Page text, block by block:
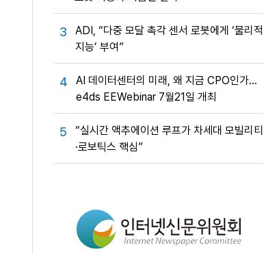
3
ADI, “다중 모달 촉각 센서 로봇에게 ‘물리적
지능’ 부여”
4
AI 데이터센터의 미래, 왜 지금 CPO인가…
e4ds EEWebinar 7월21일 개최
5
“실시간 액추에이션 루프가 차세대 모빌리티
·로보틱스 핵심”